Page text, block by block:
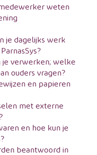
weten
je dagelijks werk
je verwerken; welke
ouders vragen?
en papieren
met externe
en hoe kun je
beantwoord in